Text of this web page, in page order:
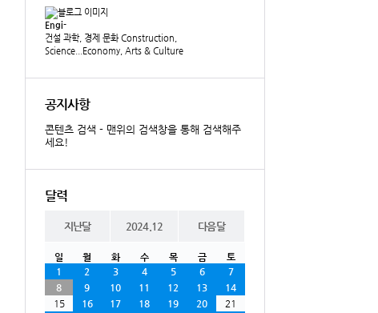
Engi-
건설 과학, 경제 문화 Construction,
Science...Economy, Arts & Culture
공지사항
콘텐츠 검색 - 맨위의 검색창을 통해 검색해주
세요!
달력
지난달 2024.12 다음달
일 월 화 수 목 금
토
1
2 3 4 5 6
7
8
9 10 11 12 13
14
15
16 17 18 19 20
21